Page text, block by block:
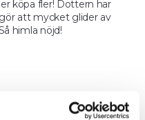
köpa fler! Dottern har
att mycket glider av
himla nöjd!